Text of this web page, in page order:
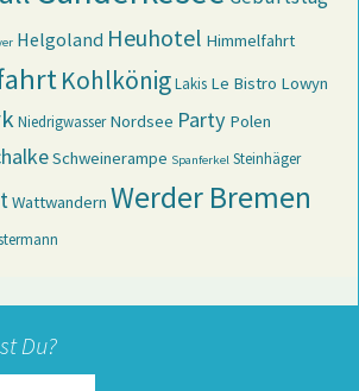
Helgoland Heuhotel Himmelfahrt
KohlkönigLakis Le Bistro Lowyn
Niedrigwasser Nordsee Party Polen
Schweinerampe Spanferkel Steinhäger
Wattwandern Werder Bremen
Du?